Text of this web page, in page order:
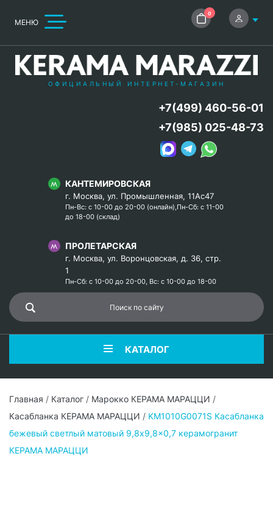
МЕНЮ
0
ОФИЦИАЛЬНЫЙ ИНТЕРНЕТ-МАГАЗИН
КАНТЕМИРОВСКАЯ
г. Москва, ул. Промышленная, 11Ас47
Пн-Вс: с 10-00 до 20-00 (онлайн),Пн-Сб: с 11-00
до 18-00 (склад)
ПРОЛЕТАРСКАЯ
г. Москва, ул. Воронцовская, д. 36, стр.
1
Пн-Сб: с 10-00 до 20-00, Вс: с 10-00 до 18-00
+7(499) 460-56-01
+7(985) 025-48-73
КАТАЛОГ
Главная / Каталог / Марокко КЕРАМА МАРАЦЦИ /
Касабланка КЕРАМА МАРАЦЦИ / KM1010G0071S Касабланка
бежевый светлый матовый 9,8x9,8x0,7 керамогранит
КЕРАМА МАРАЦЦИ